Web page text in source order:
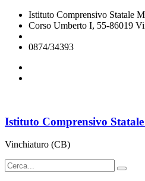
Istituto Comprensivo Statale
Corso Umberto I, 55-86019
0874/34393
Istituto Comprensivo Statale
Vinchiaturo (CB)